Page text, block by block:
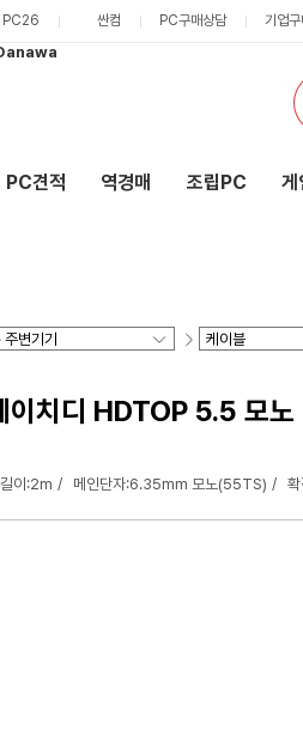
PC26 싼컴 PC구매상담 기업
PC견적 역경매 조립PC 게
이치디 HDTOP 5.5 모
길이:2m 메인단자:6.35mm 모노(55TS)